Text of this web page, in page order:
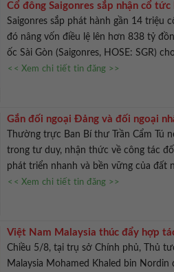
Cổ đông Saigonres sắp nhận cổ
Saigonres sắp phát hành gần 14 triệu
đó nâng vốn điều lệ lên hơn 838 tỷ
ốc Sài Gòn (Saigonres, HOSE: SGR)
<< Xem chi tiết tin đăng >>
Gắn đối ngoại Đảng và đối ngoại
vững
Thường trực Ban Bí thư Trần Cẩm Tú
trong tư duy, nhận thức về công tác
phát triển nhanh và bền vững của đất
<< Xem chi tiết tin đăng >>
Việt Nam Malaysia thúc đẩy hợp
Chiều 5/8, tại trụ sở Chính phủ, Thủ
Malaysia Mohamed Khaled bin